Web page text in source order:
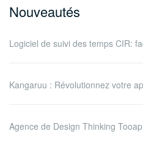
Nouveautés
Logiciel de suivi des temps CIR:
Kangaruu : Révolutionnez votre
Agence de Design Thinking